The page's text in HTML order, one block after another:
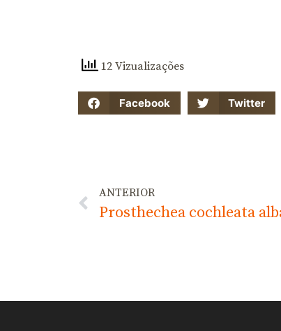
12 Vizualizações
Facebook Twitter
ANTERIOR
Prosthechea cochleata